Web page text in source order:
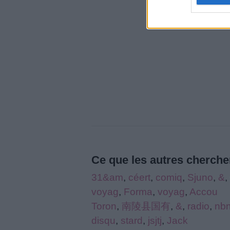
Ce que les autres
31&am, céert, comiq, Sjuno, &,
voyag, Forma, voyag, Accou
Toron, 南陵县国有, &, radio,
disqu, stard , jsjtj, Jack